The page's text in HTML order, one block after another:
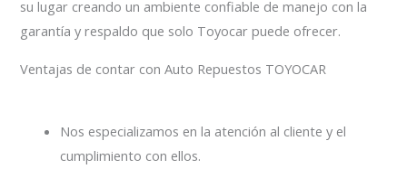
su lugar creando un ambiente confiable de manejo con la
garantía y respaldo que solo Toyocar puede ofrecer.
Ventajas de contar con Auto Repuestos TOYOCAR
Nos especializamos en la atención al cliente y el
cumplimiento con ellos.